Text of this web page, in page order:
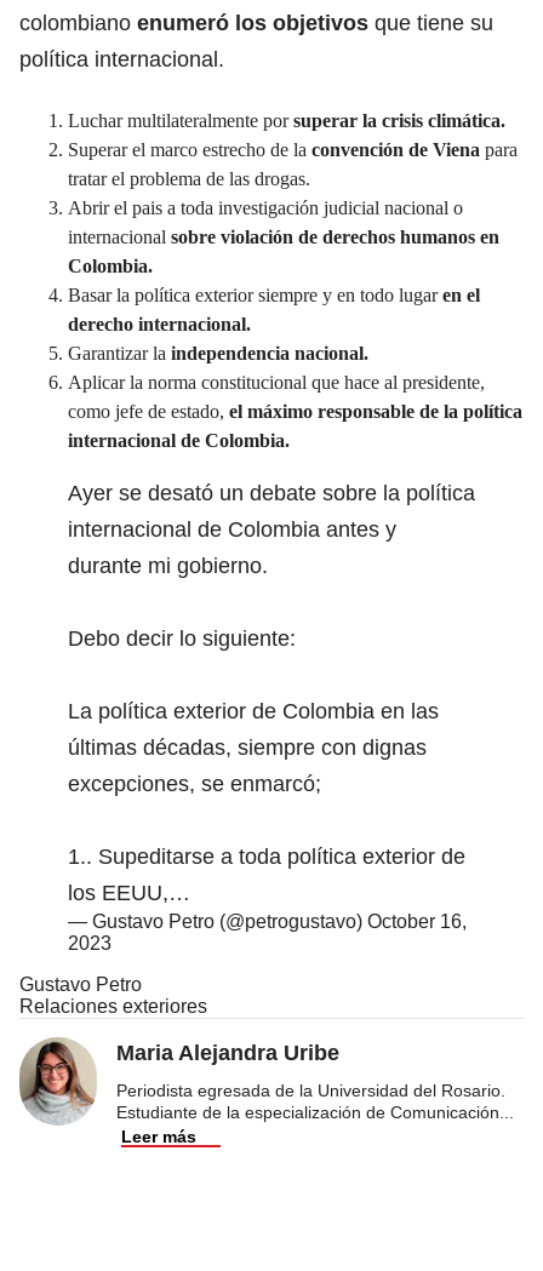
colombiano enumeró los objetivos que tiene su
política internacional.
Luchar multilateralmente porsuperar la crisis climática.
Superar el marco estrecho de la convención de Viena para
tratar el problema de las drogas.
Abrir el pais a toda investigación judicial nacional o
internacional sobre violación de derechos humanos en
Colombia.
Basar la política exterior siempre y en todo lugaren el
derecho internacional.
Garantizar la independencia nacional.
Aplicar la norma constitucional que hace al presidente,
como jefe de estado, el máximo responsable de la política
internacional de Colombia.
Ayer se desató un debate sobre la política
internacional de Colombia antes y
durante mi gobierno.
Debo decir lo siguiente:
La política exterior de Colombia en las
últimas décadas, siempre con dignas
excepciones, se enmarcó;
1.. Supeditarse a toda política exterior de
los EEUU,…
— Gustavo Petro (@petrogustavo) October 16,
2023
Gustavo Petro
Relaciones exteriores
Maria Alejandra Uribe
Periodista egresada de la Universidad del Rosario.
Estudiante de la especialización de Comunicación
Leer más